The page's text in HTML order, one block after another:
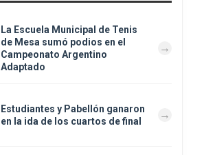
La Escuela Municipal de Tenis
de Mesa sumó podios en el
Campeonato Argentino
Adaptado
Estudiantes y Pabellón ganaron
en la ida de los cuartos de final